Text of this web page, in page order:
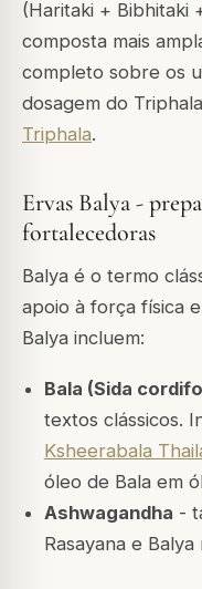
(Haritaki + Bibhitaki
composta mais
completo sobre os
dosagem do
Triphala.
Ervas Balya -
fortalecedoras
Balya é o termo
apoio à força física
Balya incluem:
Bala (Sida
textos clássicos.
Ksheerabala
óleo de Bala em
Ashwagandha -
Rasayana e